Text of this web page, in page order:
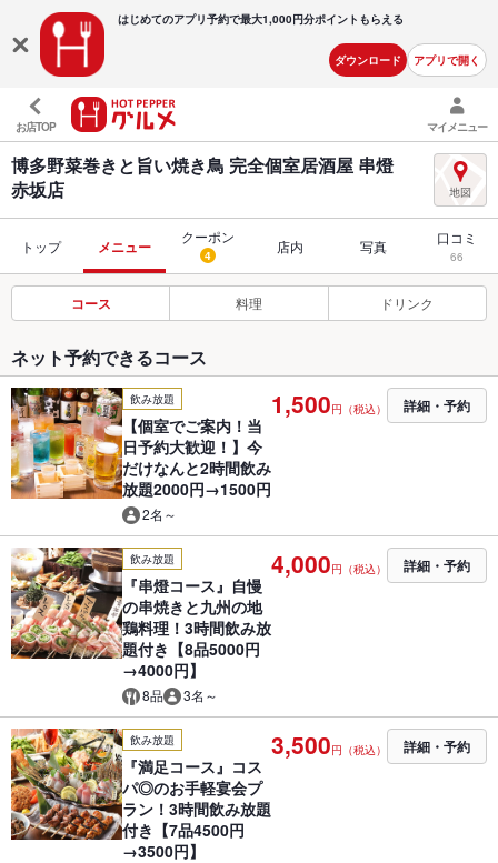
はじめてのアプリ予約で最大1,000円分ポイントもらえる
ダウンロード アプリで開く
お店TOP マイメニュー
博多野菜巻きと旨い焼き鳥 完全個室居酒屋 串燈
赤坂店
トップ メニュー
クーポン
4 店内 写真 口コミ
66
コース 料理 ドリンク
ネット予約できるコース
飲み放題
【個室でご案内！当
日予約大歓迎！】今
だけなんと2時間飲み
放題2000円→1500円
2名～
1,500円（税込） 詳細・予約
飲み放題
『串燈コース』自慢
の串焼きと九州の地
鶏料理！3時間飲み放
題付き【8品5000円
→4000円】
8品 3名～
4,000円（税込） 詳細・予約
飲み放題
『満足コース』コス
パ◎のお手軽宴会プ
ラン！3時間飲み放題
付き【7品4500円
→3500円】
3,500円（税込） 詳細・予約